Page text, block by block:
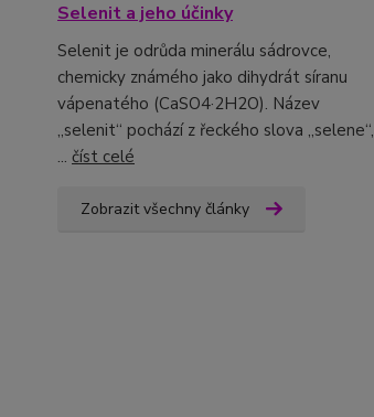
Selenit a jeho účinky
Selenit je odrůda minerálu sádrovce,
chemicky známého jako dihydrát síranu
vápenatého (CaSO4·2H2O). Název
„selenit“ pochází z řeckého slova „selene“,
... číst celé
Zobrazit všechny články